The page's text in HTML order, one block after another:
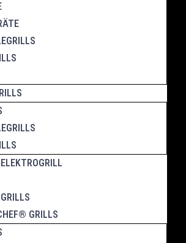
GRILLS